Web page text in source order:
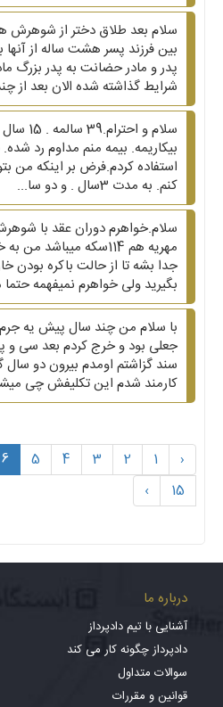
سلام بعد طلاق دختر از شوهرش
بین فرزند پسر هشت ساله از آنها
پدر و مادر حضانت به پدر بزرگ
شرایط گذاشته شده الان بعد از
سلام و
بیکاریمه. بیمه منم مداوم رد
استفاده کردم.فرض بر اینکه من
کنم. به مدت 3سال . و دو سا...
سلام.خواهرم دوران عقد با
مهریه هم 114سکه
جدا بشه تا از حالت باکره بودن
بگیرید ولی خواهرم نمیفهمه حتما
با سلام من چند سال پیش یه
جعلی بود و خرج کردم بعد سی و
سند گزاشتم اومدم بیرون دو
کارمند شدم این تکلیفش چی
‹
1
2
3
4
5
6
15
›
درباره ما
آشنایی با تیم دادپرداز
دادپرداز چگونه کار می کند
سوالات متداول
قوانین و مقررات